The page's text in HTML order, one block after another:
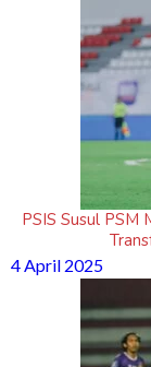
PSIS Susul PSM
4 April 2025